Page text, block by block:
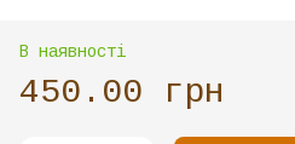
В наявності
450.00 грн